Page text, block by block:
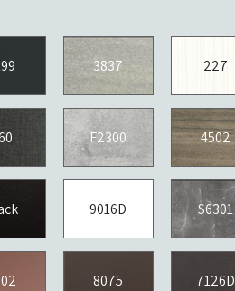
227
3837
4502
F2300
S6301
9016D
7126D
8075